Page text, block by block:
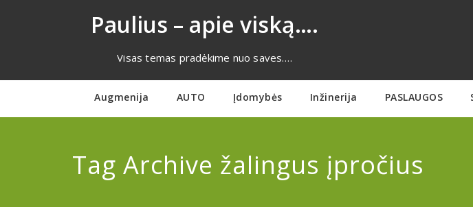
Paulius – apie viską….
Visas temas pradėkime nuo saves….
Augmenija AUTO Įdomybės Inžinerija PASLAUGOS
Tag Archive žalingus įpročius